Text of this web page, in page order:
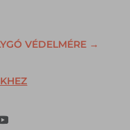
VÉDELMÉRE →